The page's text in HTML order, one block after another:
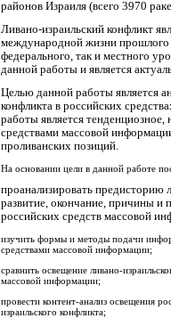
районов Израиля (всего 3970
Ливано-израильский конфликт
международной жизни прошлого
федерального, так и местного
данной работы и является
Целью данной работы является
конфликта в российских
работы является
средствами массовой
проливанских позиций.
На основании цели в данной работе
проанализировать предисторию
развитие, окончание, причины и
российских средств массовой
изучить формы и методы подачи
средствами массовой информации;
сравнить освещение ливано-
массовой информации;
провести контент-анализ освещения
израильского конфликта;